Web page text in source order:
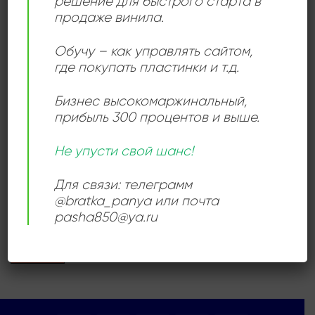
Add to
John Williams – Close
Encounters Of The Third
Picture Soundtrack)
1800,00
Продается: Интернет-магазин
продаже винила.
Обучу – как управлять сайтом,
где покупать пластинки и т.д.
Бизнес высокомаржинальный,
прибыль 300 процентов и выше.
Не упусти свой шанс!
Для связи: телеграмм
@bratka_panya или почта
pasha850@ya.ru